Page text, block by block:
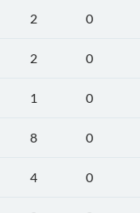
2
0
2
0
1
0
8
0
4
0